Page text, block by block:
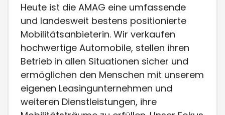
Heute ist die AMAG eine umfassende
und landesweit bestens positionierte
Mobilitätsanbieterin. Wir verkaufen
hochwertige Automobile, stellen ihren
Betrieb in allen Situationen sicher und
ermöglichen den Menschen mit unserem
eigenen Leasingunternehmen und
weiteren Dienstleistungen, ihre